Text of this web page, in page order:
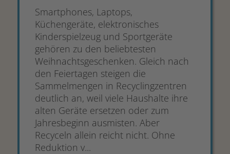
Smartphones, Laptops,
Küchengeräte, elektronisches
Kinderspielzeug und Sportgeräte
gehören zu den beliebtesten
Weihnachtsgeschenken. Gleich nach
den Feiertagen steigen die
Sammelmengen in Recyclingzentren
deutlich an, weil viele Haushalte ihre
alten Geräte ersetzen oder zum
Jahresbeginn ausmisten. Aber
Recyceln allein reicht nicht. Ohne
Reduktion v...